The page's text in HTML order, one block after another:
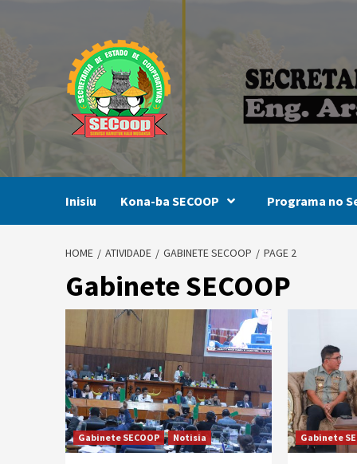
content
Inisiu Kona-ba SECOOP Programa no
HOME ATIVIDADE GABINETE SECOOP PAGE 2
Gabinete SECOOP
Gabinete SECOOP Notisia Gabinete